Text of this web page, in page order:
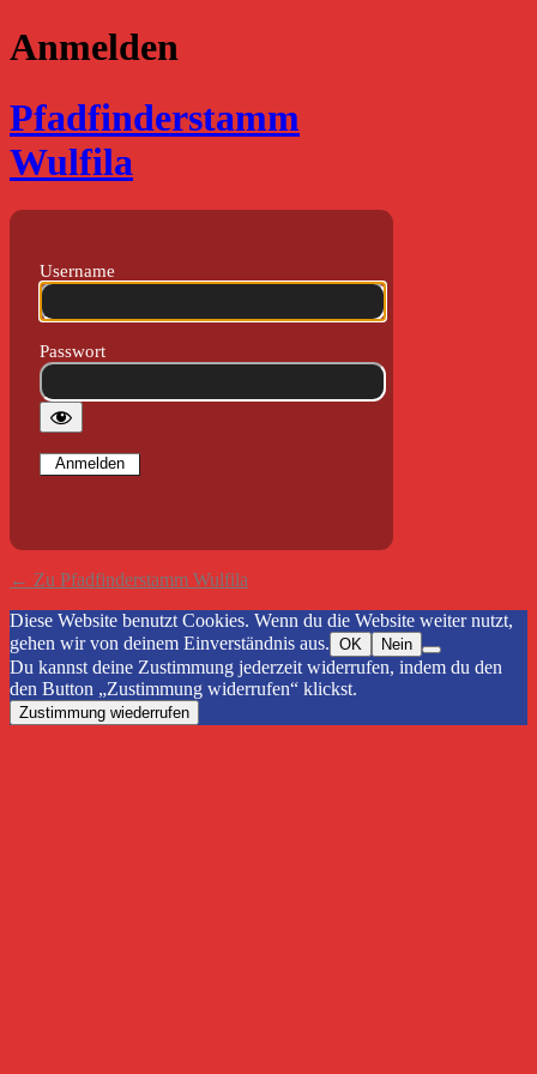
Anmelden
Pfadfinderstamm
Wulfila
Username
Passwort
← Zu Pfadfinderstamm Wulfila
Diese Website benutzt Cookies. Wenn du die Website weiter nutzt,
gehen wir von deinem Einverständnis aus. OK Nein
Du kannst deine Zustimmung jederzeit widerrufen, indem du den
den Button „Zustimmung widerrufen“ klickst.
Zustimmung wiederrufen